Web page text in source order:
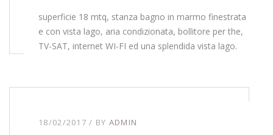
superficie 18 mtq, stanza bagno in marmo finestrata
e con vista lago, aria condizionata, bollitore per the,
TV-SAT, internet WI-FI ed una splendida vista lago.
18/02/2017 BY ADMIN